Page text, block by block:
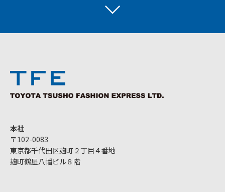
本社
〒102-0083
東京都千代田区麹町２丁目４番地
麹町鶴屋八幡ビル８階